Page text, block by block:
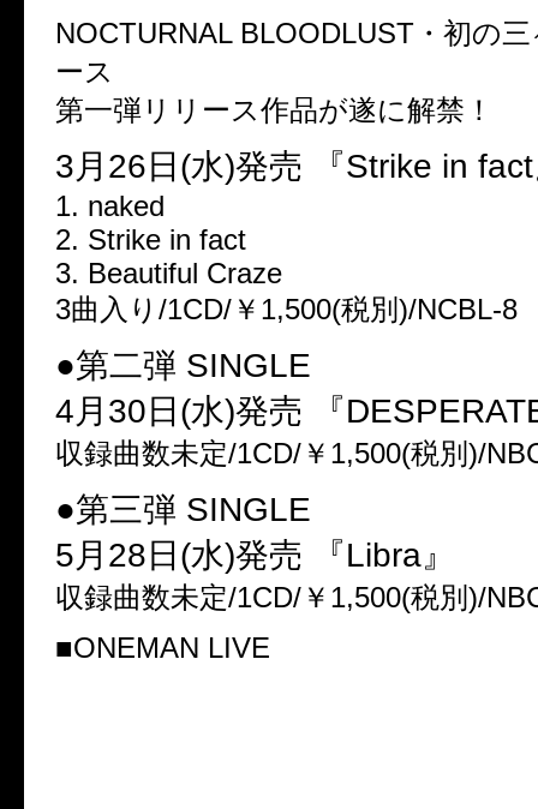
NOCTURNAL BLOODLUST・初の
ース
第一弾リリース作品が遂に解禁！
3月26日(水)発売 『Strike in
1. naked
2. Strike in fact
3. Beautiful Craze
3曲入り/1CD/￥1,500(税別)/NCBL-8
●第二弾 SINGLE
4月30日(水)発売 『
収録曲数未定/1CD/￥1,500(税別)/
●第三弾 SINGLE
5月28日(水)発売 『Libra』
収録曲数未定/1CD/￥1,500(税別)/
■ONEMAN LIVE